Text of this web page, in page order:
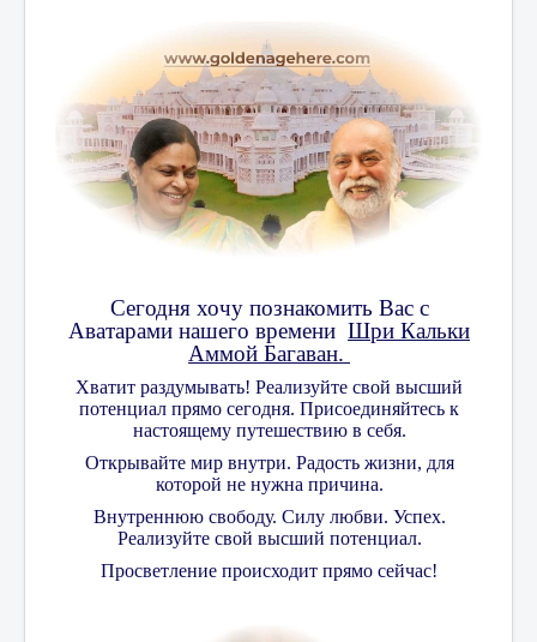
Сегодня хочу познакомить Вас с
Аватарами нашего времени Шри Кальки
Аммой Багаван.
Хватит раздумывать! Реализуйте свой высший
потенциал прямо сегодня. Присоединяйтесь к
настоящему путешествию в себя.
Открывайте мир внутри. Радость жизни, для
которой не нужна причина.
Внутреннюю свободу. Силу любви. Успех.
Реализуйте свой высший потенциал.
Просветление происходит прямо сейчас!